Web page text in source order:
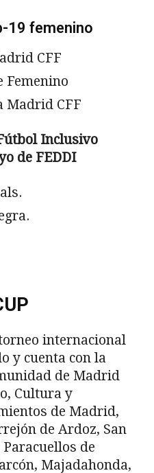
19 femenino
CFF
Femenino
Madrid CFF
Inclusivo
de FEDDI
internacional
y cuenta con la
de Madrid
Cultura y
de Madrid,
de Ardoz, San
de
Majadahonda,